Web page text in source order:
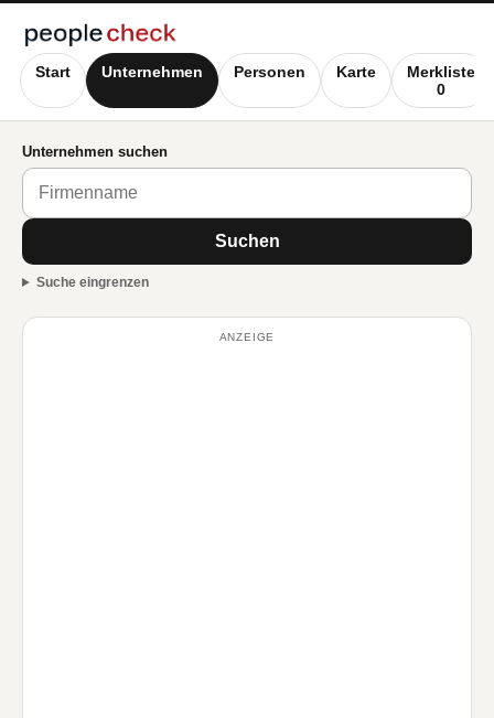
Start Unternehmen Personen Karte
Merkliste
0
Unternehmen suchen
Suchen
Suche eingrenzen
ANZEIGE